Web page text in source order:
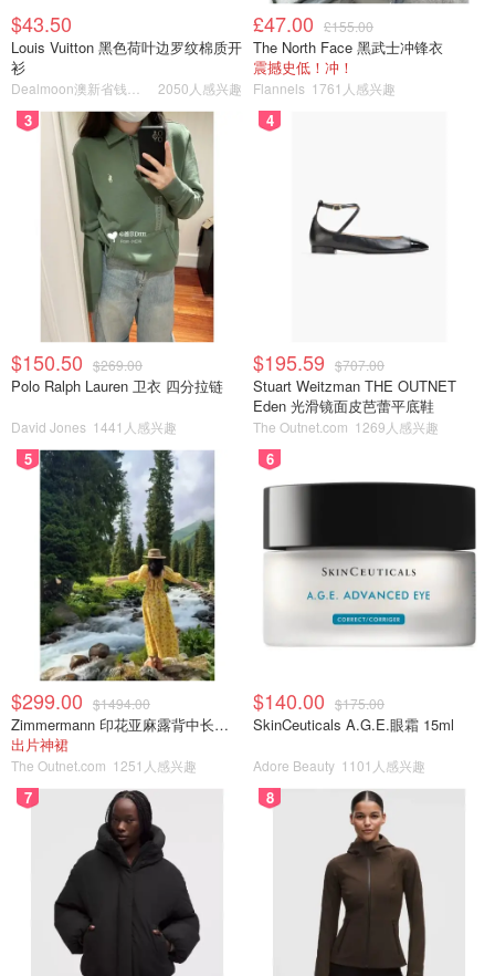
$43.50
Louis Vuitton 黑色荷叶边罗纹棉质开
衫
2050人感兴趣
£47.00 £155.00
The North Face 黑武士冲锋衣
震撼史低！冲！
Flannels 1761人感兴趣
3
$150.50 $269.00
Polo Ralph Lauren 卫衣 四分拉链
David Jones 1441人感兴趣
4
$195.59 $707.00
Stuart Weitzman THE OUTNET
Eden 光滑镜面皮芭蕾平底鞋
The Outnet.com 1269人感兴趣
5
$299.00 $1494.00
Zimmermann 印花亚麻露背中长连衣裙
出片神裙
The Outnet.com 1251人感兴趣
6
$140.00 $175.00
SkinCeuticals A.G.E.眼霜 15ml
Adore Beauty 1101人感兴趣
7 8